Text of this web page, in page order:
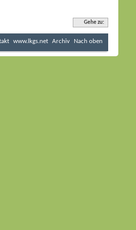
Gehe zu:
www.lkgs.net Archiv Nach oben